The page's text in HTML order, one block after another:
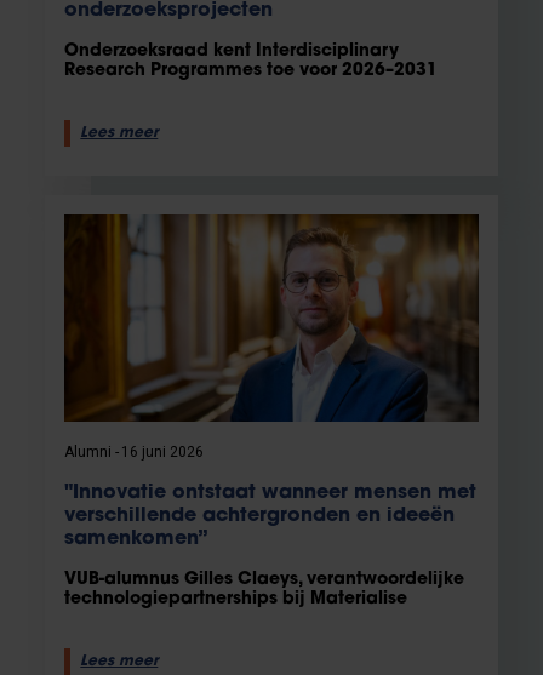
onderzoeksprojecten
Onderzoeksraad kent Interdisciplinary
Research Programmes toe voor 2026–2031
Lees meer
Alumni 16 juni 2026
"Innovatie ontstaat wanneer mensen met
verschillende achtergronden en ideeën
samenkomen”
VUB-alumnus Gilles Claeys, verantwoordelijke
technologiepartnerships bij Materialise
Lees meer